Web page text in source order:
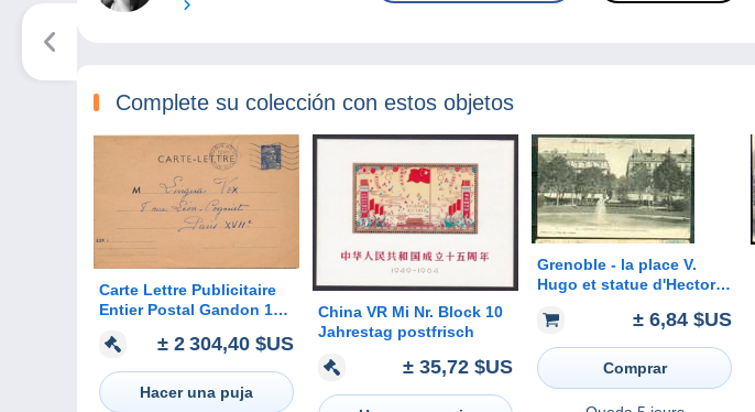
Complete su colección con estos objetos
Carte Lettre Publicitaire
Entier Postal Gandon 15F
± 2 304,40 $US
Hacer una puja
China VR Mi Nr. Block 10
Jahrestag postfrisch
± 35,72 $US
Grenoble - la place V.
Hugo et statue d'Hector
± 6,84 $US
Comprar